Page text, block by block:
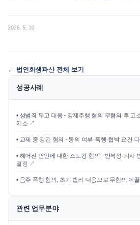
2026. 5. 10.
← 법인회생파산전체 보기
성공사례
• 성범죄 무고 대응 - 강제추행 혐의 무혐의 후 고
기소 ↗
• 교제 중 강간 혐의 - 동의 여부·폭행·협박 요건
• 헤어진 연인에 대한 스토킹 혐의 - 반복성·의사
결정 ↗
• 음주 폭행 혐의, 초기 법리 대응으로 무혐의 이
관련 업무분야